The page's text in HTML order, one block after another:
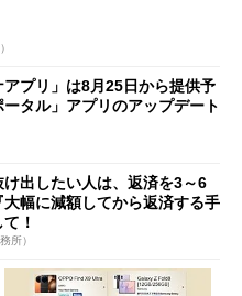
アプリ」は8月25日から提供予
タル」アプリのアップデート
け出したい人は、返済を3～6
大幅に減額してから返済する手
！
所）